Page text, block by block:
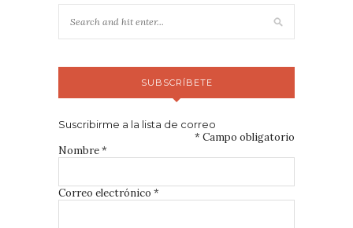
SUBSCRÍBETE
Suscribirme a la lista de correo
* Campo obligatorio
Nombre*
Correo electrónico *